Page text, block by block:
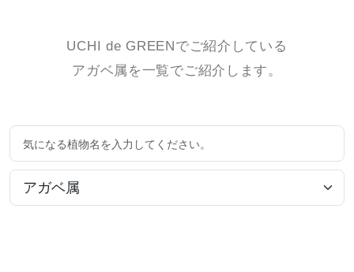
UCHI de GREENでご紹介している
アガベ属を一覧でご紹介します。